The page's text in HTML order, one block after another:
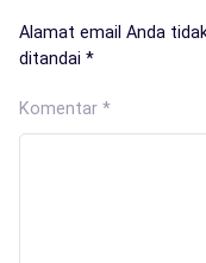
Alamat email Anda
ditandai *
Komentar *